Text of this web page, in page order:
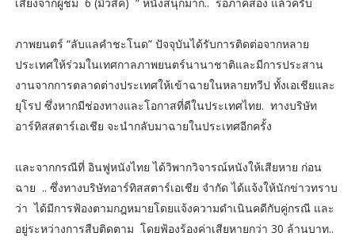
ภาพยนตร์ “ลับแลคำชะโนด” ปัจจุบันได้รับการติดต่อจากหลาย
ประเทศให้ร่วมในเทศกาลภาพยนตร์นานาชาติและมีการประสาน
งานจากการตลาดต่างประเทศให้เข้าฉายในหลายทวีป ทั้งเอเชียและ
ยุโรป ซึ่งหากมีช่องทางและโอกาสที่ดีในประเทศไทย. ทางบริษัท
อาร์ทิสสตาร์เอเชีย จะนำกลับมาฉายในประเทศอีกครั้ง
และจากกรณีที่ อินฟูหนังไทย ได้วิพากวิจารณ์หนังให้เสียหาย ก่อน
ฉาย .. ซึ่งทางบริษัทอาร์ทิสสตาร์เอเชีย จำกัด ได้แจ้งให้นักข่าวทราบ
ว่า ได้มีการฟ้องตามกฎหมายโดยแจ้งความดำเนินคดีกับคู่กรณี และ
อยู่ระหว่างการสืบติดตาม โดยฟ้องร้องค่าเสียหายกว่า 30 ล้านบาท..